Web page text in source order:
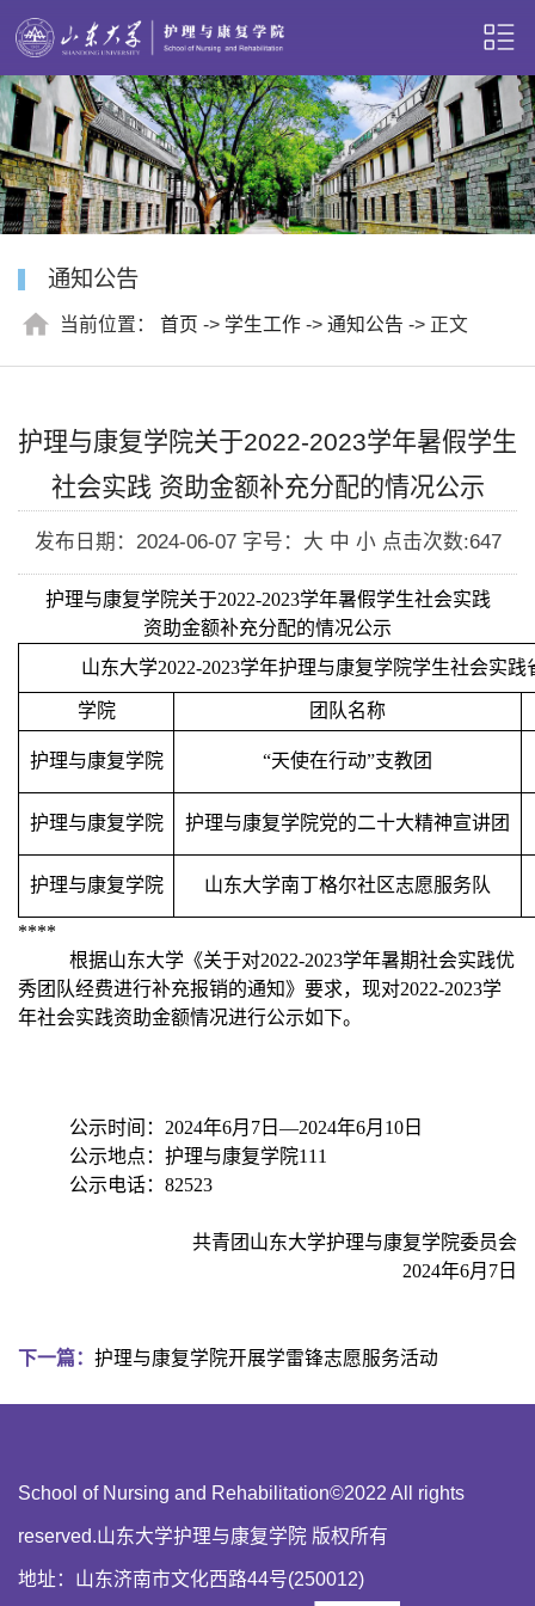
通知公告
当前位置： 首页 -> 学生工作 -> 通知公告 -> 正文
护理与康复学院关于2022-2023学年暑假学生
社会实践 资助金额补充分配的情况公示
发布日期：2024-06-07 字号：大 中 小 点击次数:647
护理与康复学院关于2022-2023学年暑假学生社会实践
资助金额补充分配的情况公示
山东大学2022-2023学年护理与康复学院学生社会实
学院 团队名称
护理与康复学院 “天使在行动”支教团
护理与康复学院 护理与康复学院党的二十大精神宣讲团
护理与康复学院 山东大学南丁格尔社区志愿服务队
****
根据山东大学《关于对2022-2023学年暑期社会实践优
秀团队经费进行补充报销的通知》 要求，现对2022-2023学
年社会实践资助金额情况进行公示如下。
公示时间： 2024年6月7日—2024年6月10日
公示地点：护理与康复学院111
公示电话： 82523
共青团山东大学护理与康复学院委员会
2024年6月7日
下一篇： 护理与康复学院开展学雷锋志愿服务活动
School of Nursing and Rehabilitation©2022 All rights
reserved.山东大学护理与康复学院 版权所有
地址：山东济南市文化西路44号(250012)